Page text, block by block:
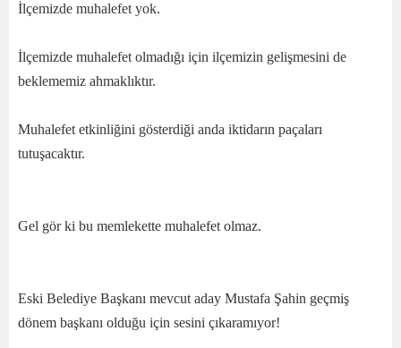
İlçemizde muhalefet yok.
İlçemizde muhalefet olmadığı için ilçemizin gelişmesini de
beklememiz ahmaklıktır.
Muhalefet etkinliğini gösterdiği anda iktidarın paçaları
tutuşacaktır.
Gel gör ki bu memlekette muhalefet olmaz.
Eski Belediye Başkanı mevcut aday Mustafa Şahin geçmiş
dönem başkanı olduğu için sesini çıkaramıyor!